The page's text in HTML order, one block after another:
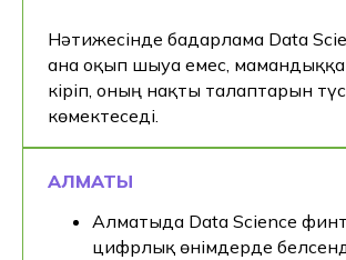
Нәтижесінде бағдарлама Data
ғана оқып шығуға емес,
кіріп, оның нақты талаптарын
көмектеседі.
АЛМАТЫ
Алматыда Data Science
цифрлық өнімдерде